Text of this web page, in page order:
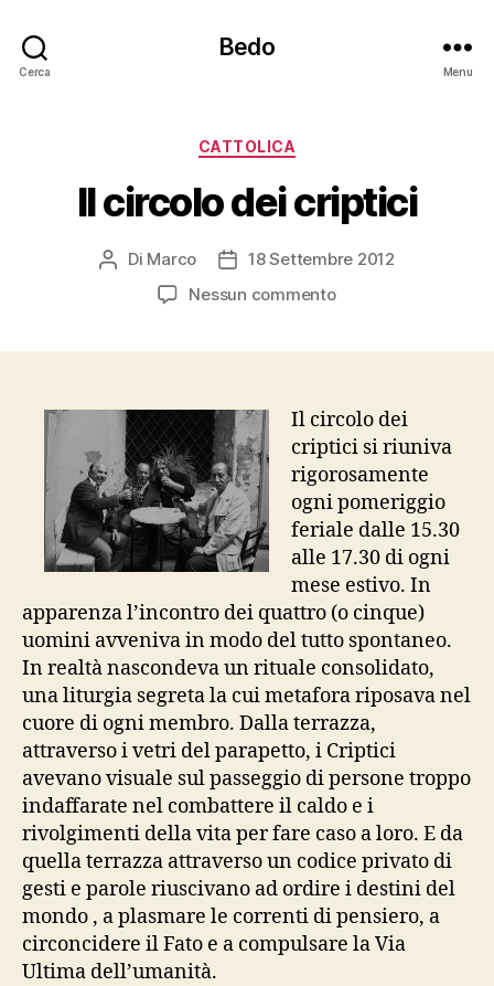
Cerca
Bedo
Menu
Categorie
CATTOLICA
Il circolo dei criptici
Autore
articolo
Di Marco
Data18 Settembre 2012
Nessun commentosu
Il circolo dei
criptici si riuniva
rigorosamente
ogni pomeriggio
feriale dalle 15.30
alle 17.30 di ogni
mese estivo. In
apparenza l’incontro dei quattro (o cinque)
uomini avveniva in modo del tutto spontaneo.
In realtà nascondeva un rituale consolidato,
una liturgia segreta la cui metafora riposava nel
cuore di ogni membro. Dalla terrazza,
attraverso i vetri del parapetto, i Criptici
avevano visuale sul passeggio di persone troppo
indaffarate nel combattere il caldo e i
rivolgimenti della vita per fare caso a loro. E da
quella terrazza attraverso un codice privato di
gesti e parole riuscivano ad ordire i destini del
mondo , a plasmare le correnti di pensiero, a
circoncidere il Fato e a compulsare la Via
Ultima dell’umanità.